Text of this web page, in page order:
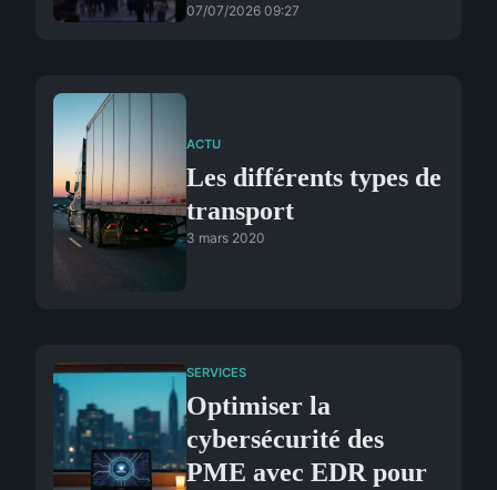
07/07/2026 09:27
ACTU
Les différents types de
transport
3 mars 2020
SERVICES
Optimiser la
cybersécurité des
PME avec EDR pour